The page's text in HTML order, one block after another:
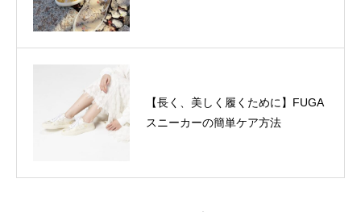
【長く、美しく履くために】FUGA
スニーカーの簡単ケア方法